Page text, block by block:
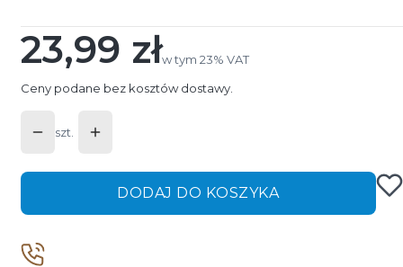
Cena
23,99 złw tym 23% VAT
w tym 23% VAT
Ceny podane bez kosztów dostawy.
szt.
DODAJ DO KOSZYKA